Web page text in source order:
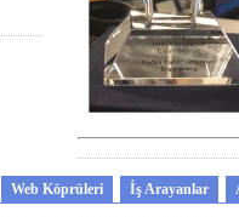
Web Köprüleri İş Arayanlar